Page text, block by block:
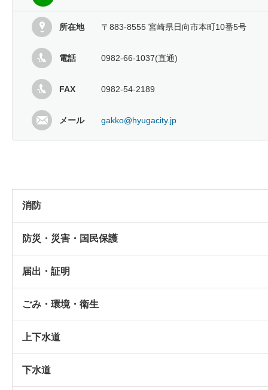
所在地 〒883-8555 宮崎県日向市本町10番5号
電話 0982-66-1037(直通)
FAX 0982-54-2189
メール gakko@hyugacity.jp
消防
防災・災害・国民保護
届出・証明
ごみ・環境・衛生
上下水道
下水道